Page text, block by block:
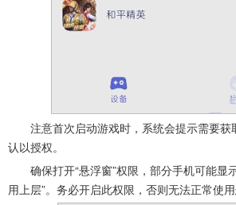
注意首次启动游戏时，系统会提示需要获
认以授权。
确保打开“悬浮窗”权限，部分手机可能显
用上层”。务必开启此权限，否则无法正常使用